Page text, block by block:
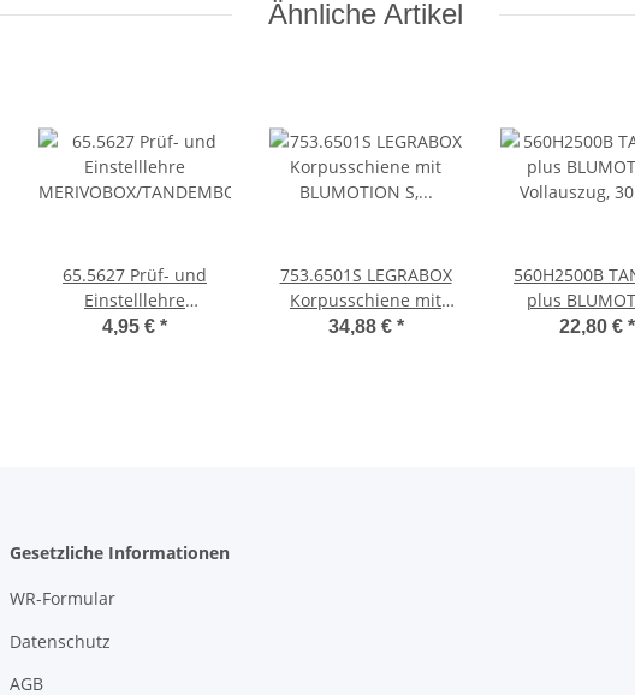
Ähnliche Artikel
65.5627 Prüf- und
Einstelllehre
MERIVOBOX/TANDEMBOX
4,95 € *
753.6501S LEGRABOX
Korpusschiene mit
BLUMOTION S,
34,88 € *
560H2500B
plus
Vollauszug,
22,80 € *
Gesetzliche Informationen
WR-Formular
Datenschutz
AGB